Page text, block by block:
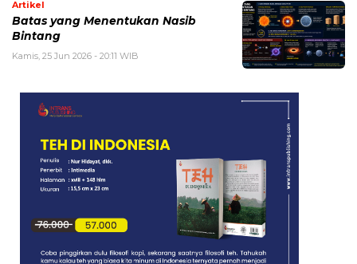
Artikel
Batas yang Menentukan Nasib
Bintang
Kamis, 25 Jun 2026 - 20:11 WIB